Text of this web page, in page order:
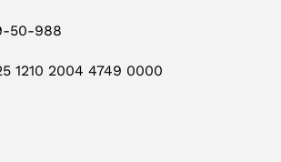
50-988
1210 2004 4749 0000